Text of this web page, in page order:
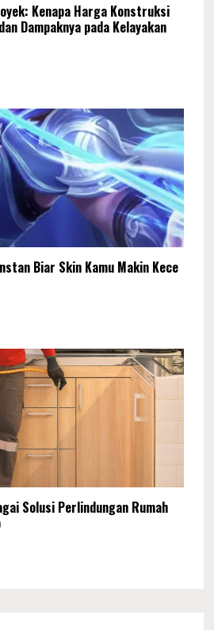
Kenapa Harga Konstruksi
Dampaknya pada Kelayakan
Biar Skin Kamu Makin Kece
Solusi Perlindungan Rumah